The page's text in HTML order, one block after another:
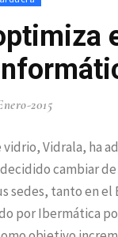
2015
vidrio, Vidrala, ha
cambiar
sedes, tanto en
por Ibermática